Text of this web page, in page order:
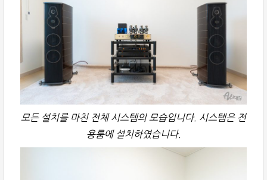
모든 설치를 마친 전체 시스템의 모습입니다. 시스템은 전
용룸에 설치하였습니다.